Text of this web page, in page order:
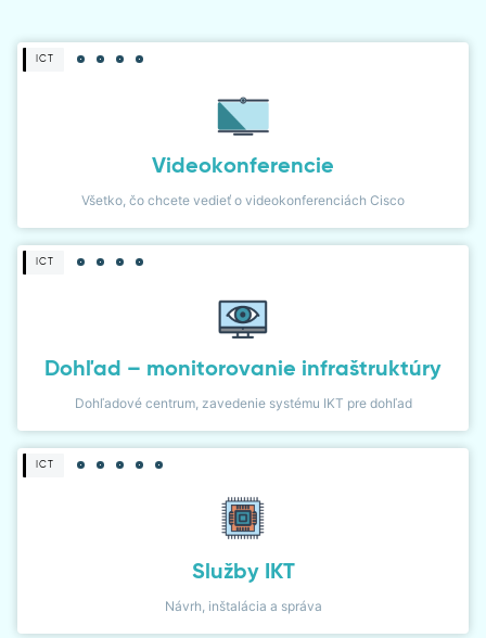
DIALER
ICT
Videokonferencie
Všetko, čo chcete vedieť o videokonferenciách Cisco
ICT
Dohľad – monitorovanie infraštruktúry
Dohľadové centrum, zavedenie systému IKT pre dohľad
ICT
Služby IKT
Návrh, inštalácia a správa